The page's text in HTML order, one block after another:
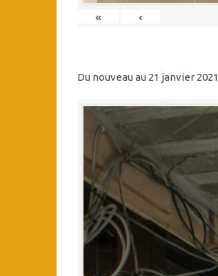
« ‹
Du nouveau au 21 janvier 2021